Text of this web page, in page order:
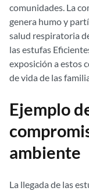
comunidades. La
genera humo y
salud respiratoria
las estufas
exposición a estos
de vida de las
Ejemplo
ambiente
La llegada de las